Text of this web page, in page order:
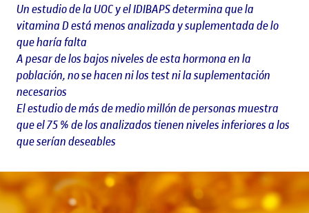
Un estudio de la UOC y el IDIBAPS determina que la
vitamina D está menos analizada y suplementada de lo
que haría falta
A pesar de los bajos niveles de esta hormona en la
población, no se hacen ni los test ni la suplementación
necesarios
El estudio de más de medio millón de personas muestra
que el 75 % de los analizados tienen niveles inferiores a los
que serían deseables